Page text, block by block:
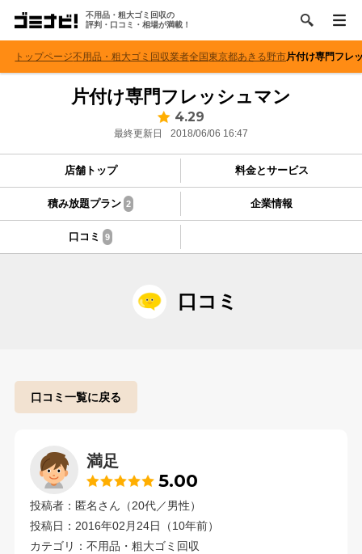
不用品・粗大ゴミ回収の
評判・口コミ・相場が満載！
トップページ不用品・粗大ゴミ回収業者全国東京都あきる野市片付け専門フレ
片付け専門フレッシュマン
4.29
最終更新日 2018/06/06 16:47
店舗トップ 料金とサービス
積み放題プラン 2 企業情報
口コミ 9
口コミ
口コミ一覧に戻る
満足
5.00
投稿者：匿名さん（20代／男性）
投稿日：2016年02月24日（10年前）
カテゴリ：不用品・粗大ゴミ回収